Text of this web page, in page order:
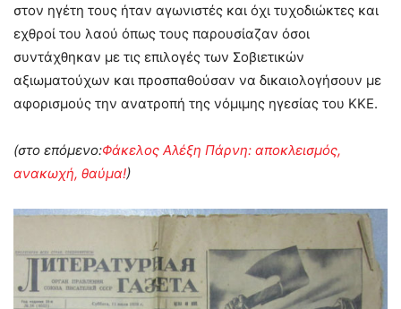
στον ηγέτη τους ήταν αγωνιστές και όχι τυχοδιώκτες και
εχθροί του λαού όπως τους παρουσίαζαν όσοι
συντάχθηκαν με τις επιλογές των Σοβιετικών
αξιωματούχων και προσπαθούσαν να δικαιολογήσουν με
αφορισμούς την ανατροπή της νόμιμης ηγεσίας του ΚΚΕ.
(στο επόμενο:Φάκελος Αλέξη Πάρνη: αποκλεισμός,
ανακωχή, θαύμα!)